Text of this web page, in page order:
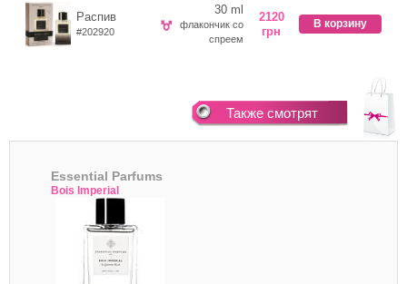
Распив
#202920
30 ml
флакончик со
спреем
2120
грн
В корзину
Также смотрят
Essential Parfums
Bois Imperial